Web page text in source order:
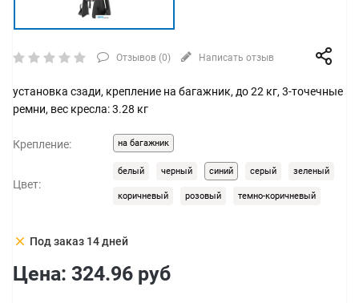
Отзывов (0) Написать отзыв
установка сзади, крепление на багажник, до 22 кг, 3-точечные
ремни, вес кресла: 3.28 кг
Крепление: на багажник
Цвет:
белый черный синий серый зеленый
коричневый розовый темно-коричневый
clear Под заказ 14 дней
Цена: 324.96 руб